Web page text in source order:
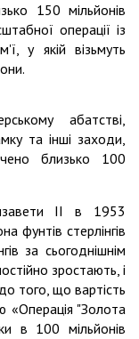
150 мільйонів
операції із
у якій візьмуть
абатстві,
та інші заходи,
близько 100
II в 1953
фунтів стерлінгів
за сьогоднішнім
зростають, і
того, що вартість
«Операція "Золота
в 100 мільйонів